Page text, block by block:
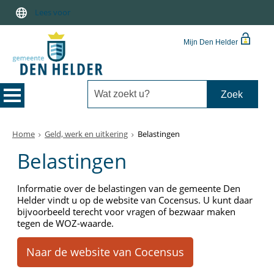
Lees voor
Mijn Den Helder
Home Geld, werk en uitkering Belastingen
Belastingen
Informatie over de belastingen van de gemeente Den
Helder vindt u op de website van Cocensus. U kunt daar
bijvoorbeeld terecht voor vragen of bezwaar maken
tegen de WOZ-waarde.
Naar de website van Cocensus